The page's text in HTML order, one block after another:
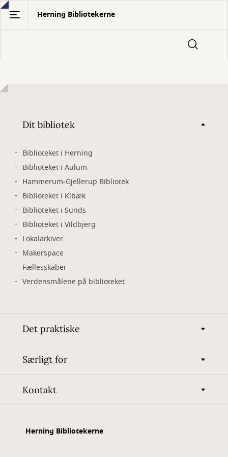
Gå
hovedindhold
Herning Bibliotekerne
Dit bibliotek
Biblioteket i Herning
Biblioteket i Aulum
Hammerum-Gjellerup Bibliotek
Biblioteket i Kibæk
Biblioteket i Sunds
Biblioteket i Vildbjerg
Lokalarkiver
Makerspace
Fællesskaber
Verdensmålene på biblioteket
Det praktiske
Særligt for
Kontakt
Herning Bibliotekerne